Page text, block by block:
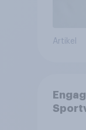
Artikel